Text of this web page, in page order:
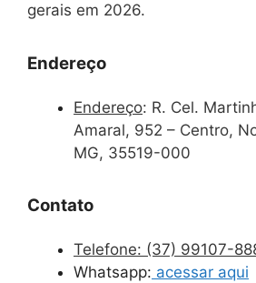
gerais em 2026.
Endereço
Endereço: R. Cel.
Amaral, 952 – Centro,
MG, 35519-000
Contato
Telefone: (37) 99107-
Whatsapp: acessar aqui